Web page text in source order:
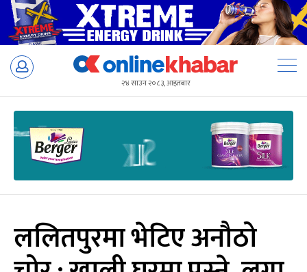
Skip
२४ साउन २०८३, आइतबार
ललितपुरमा भेटिए अनौठो